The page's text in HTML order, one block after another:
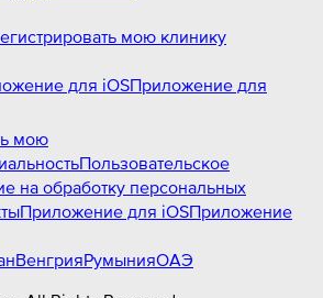
мою клинику
для iOSПриложение для
мою
Пользовательское
на обработку персональных
Приложение для iOSПриложение
ВенгрияРумынияОАЭ